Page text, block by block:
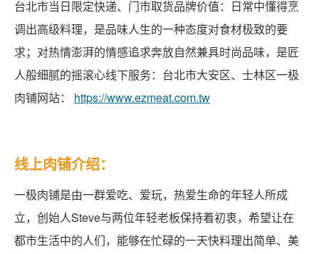
台北市当日限定快递、门市取货品牌价值：日常中懂得烹
调出高级料理，是品味人生的一种态度对食材极致的要
求；对热情澎湃的情感追求奔放自然兼具时尚品味，是匠
人般细腻的摇滚心线下服务：台北市大安区、士林区一极
肉铺网站： https://www.ezmeat.com.tw
线上肉铺介绍：
一极肉铺是由一群爱吃、爱玩，热爱生命的年轻人所成
立，创始人Steve与两位年轻老板保持着初衷，希望让在
都市生活中的人们，能够在忙碌的一天快料理出简单、美